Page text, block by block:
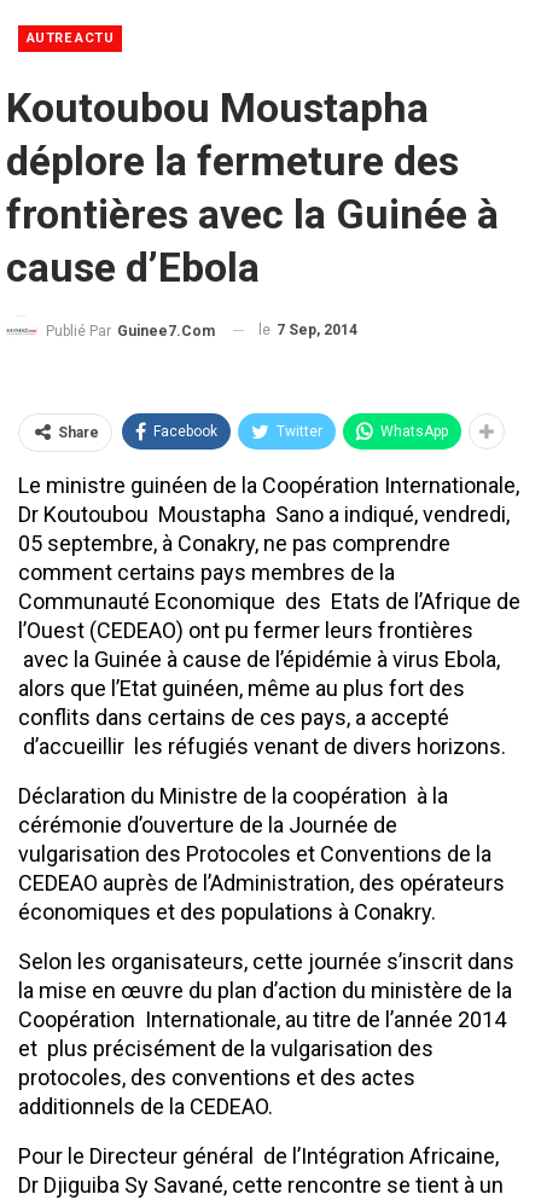
AUTRE ACTU
Koutoubou Moustapha
déplore la fermeture des
frontières avec la Guinée à
cause d’Ebola
Publié Par Guinee7.com le 7 Sep, 2014
Share Facebook Twitter WhatsApp
Le ministre guinéen de la Coopération Internationale,
Dr Koutoubou Moustapha Sano a indiqué, vendredi,
05 septembre, à Conakry, ne pas comprendre
comment certains pays membres de la
Communauté Economique des Etats de l’Afrique de
l’Ouest (CEDEAO) ont pu fermer leurs frontières
avec la Guinée à cause de l’épidémie à virus Ebola,
alors que l’Etat guinéen, même au plus fort des
conflits dans certains de ces pays, a accepté
d’accueillir les réfugiés venant de divers horizons.
Déclaration du Ministre de la coopération à la
cérémonie d’ouverture de la Journée de
vulgarisation des Protocoles et Conventions de la
CEDEAO auprès de l’Administration, des opérateurs
économiques et des populations à Conakry.
Selon les organisateurs, cette journée s’inscrit dans
la mise en œuvre du plan d’action du ministère de la
Coopération Internationale, au titre de l’année 2014
et plus précisément de la vulgarisation des
protocoles, des conventions et des actes
additionnels de la CEDEAO.
Pour le Directeur général de l’Intégration Africaine,
Dr Djiguiba Sy Savané, cette rencontre se tient à un